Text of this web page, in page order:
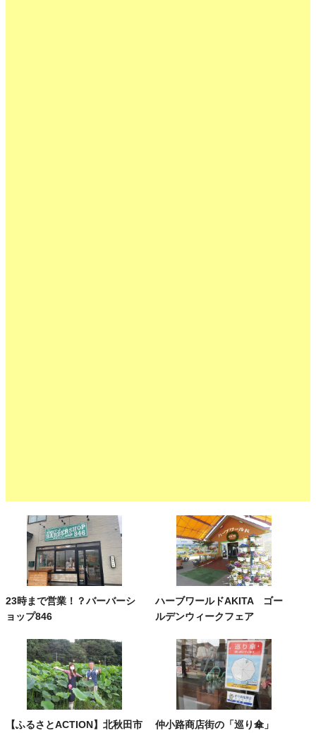
23時まで営業！？バーバーシ
ョップ846
ハーブワールドAKITA ゴー
ルデンウィークフェア
【ふるさとACTION】北秋田市
仲小路商店街の「巡り傘」